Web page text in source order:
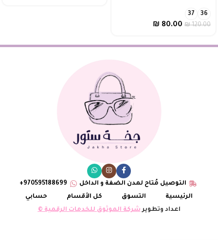
36
37
₪120.00
₪ 80.00
التوصيل مُتاح لمدن الضفة و الداخل
970595188699+
الرئيسية
التسوق كل الأقسام
حسابي
اعداد وتطويرشركة الموثوق للخدمات الرقمية ©